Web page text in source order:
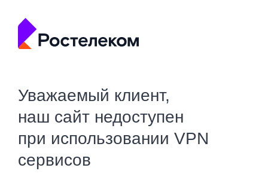
Уважаемый клиент,
наш сайт недоступен
при использовании VPN
сервисов